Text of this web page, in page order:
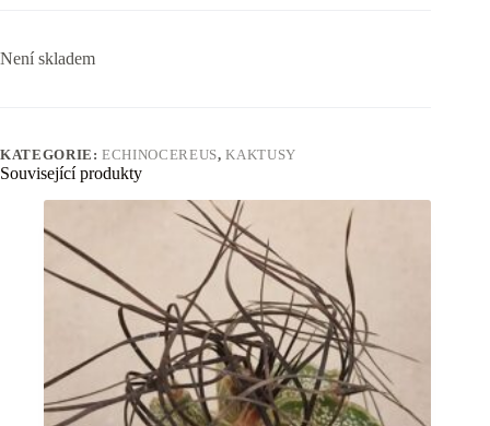
Není skladem
KATEGORIE:ECHINOCEREUS,KAKTUSY
Související produkty